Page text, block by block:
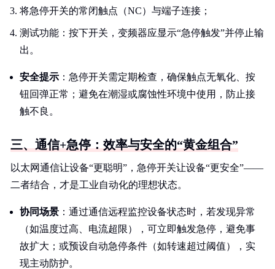
将急停开关的常闭触点（NC）与端子连接；
测试功能：按下开关，变频器应显示“急停触发”并停止输
出。
安全提示 ：急停开关需定期检查，确保触点无氧化、按
钮回弹正常；避免在潮湿或腐蚀性环境中使用，防止接
触不良。
三、通信+急停：效率与安全的“黄金组合”
以太网通信让设备“更聪明”，急停开关让设备“更安全”——
二者结合，才是工业自动化的理想状态。
协同场景 ：通过通信远程监控设备状态时，若发现异常
（如温度过高、电流超限），可立即触发急停，避免事
故扩大；或预设自动急停条件（如转速超过阈值），实
现主动防护。